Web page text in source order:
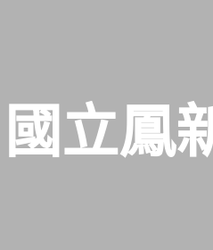
國立鳳